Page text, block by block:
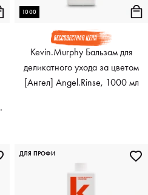
1000
Kevin.Murphy Бальзам для
деликатного ухода за цветом
[Ангел] Angel.Rinse, 1000 мл
ДЛЯ ПРОФИ